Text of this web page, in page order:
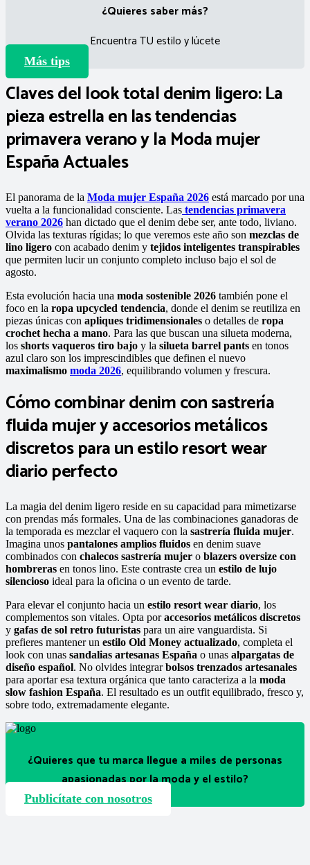
¿Quieres saber más?
Encuentra TU estilo y lúcete
Más tips
Claves del look total denim ligero: La
pieza estrella en las tendencias
primavera verano y la Moda mujer
España Actuales
El panorama de la Moda mujer España 2026 está marcado por una
vuelta a la funcionalidad consciente. Las tendencias primavera
verano 2026 han dictado que el denim debe ser, ante todo, liviano.
Olvida las texturas rígidas; lo que veremos este año son mezclas de
lino ligero con acabado denim y tejidos inteligentes transpirables
que permiten lucir un conjunto completo incluso bajo el sol de
agosto.
Esta evolución hacia una moda sostenible 2026 también pone el
foco en la ropa upcycled tendencia, donde el denim se reutiliza en
piezas únicas con apliques tridimensionales o detalles de ropa
crochet hecha a mano. Para las que buscan una silueta moderna,
los shorts vaqueros tiro bajo y la silueta barrel pants en tonos
azul claro son los imprescindibles que definen el nuevo
maximalismo moda 2026, equilibrando volumen y frescura.
Cómo combinar denim con sastrería
fluida mujer y accesorios metálicos
discretos para un estilo resort wear
diario perfecto
La magia del denim ligero reside en su capacidad para mimetizarse
con prendas más formales. Una de las combinaciones ganadoras de
la temporada es mezclar el vaquero con la sastrería fluida mujer.
Imagina unos pantalones amplios fluidos en denim suave
combinados con chalecos sastrería mujer o blazers oversize con
hombreras en tonos lino. Este contraste crea un estilo de lujo
silencioso ideal para la oficina o un evento de tarde.
Para elevar el conjunto hacia un estilo resort wear diario, los
complementos son vitales. Opta poraccesorios metálicos discretos
y gafas de sol retro futuristas para un aire vanguardista. Si
prefieres mantener un estilo Old Money actualizado, completa el
look con unas sandalias artesanas España o unas alpargatas de
diseño español. No olvides integrarbolsos trenzados artesanales
para aportar esa textura orgánica que tanto caracteriza a la moda
slow fashion España. El resultado es un outfit equilibrado, fresco y,
sobre todo, extremadamente elegante.
¿Quieres que tu marca llegue a miles de personas
apasionadas por la moda y el estilo?
Publicítate con nosotros